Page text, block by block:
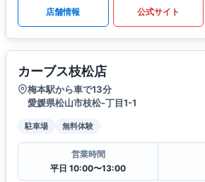
店舗情報 公式サイト
カーブス枝松店
梅本駅から車で13分
愛媛県松山市枝松-丁目1-1
駐車場 無料体験
営業時間
平日 10:00〜13:00